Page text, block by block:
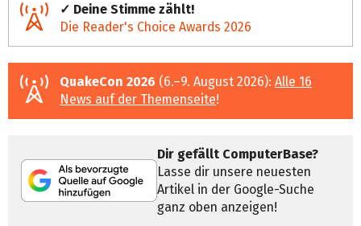
✓ Deine Stimme zählt!
Die Reader's Choice Awards 2026
QuakeCon 2026 (6.–9. August 2026): Alle 16
News auf der Themenseite!
Dir gefällt ComputerBase?
Lasse dir unsere neuesten
Artikel in der Google-Suche
ganz oben anzeigen!